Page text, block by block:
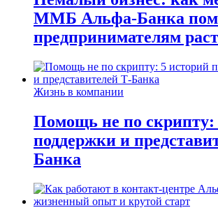
ММБ Альфа-Банка
предпринимателям
Жизнь в компании
Помощь не по скрипту:
поддержки и
Банка